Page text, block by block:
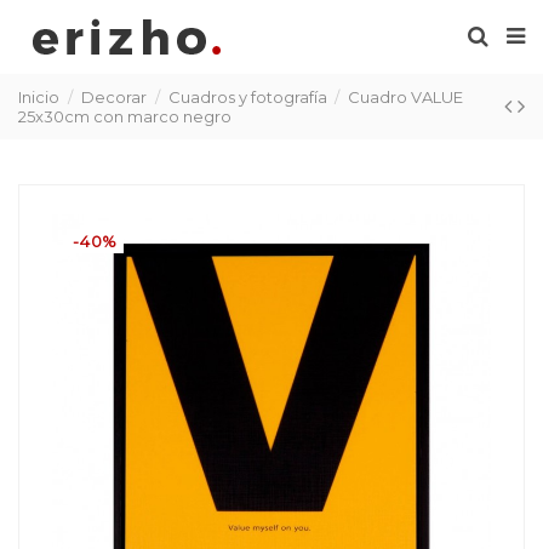
Inicio Decorar Cuadros y fotografía
Cuadro VALUE
25x30cm con marco negro
-40%